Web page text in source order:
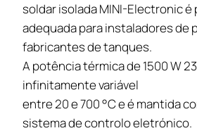
soldar isolada MINI-Electronic
adequada para instaladores de
fabricantes de tanques.
A potência térmica de 1500 W
infinitamente variável
entre 20 e 700 °C e é mantida
sistema de controlo eletrónico.